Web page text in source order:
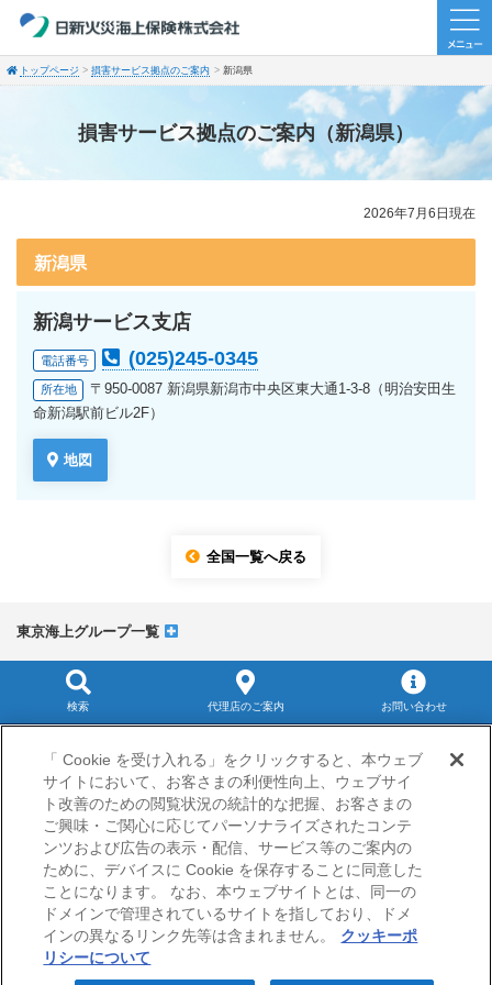
トップページ 損害サービス拠点のご案内 新潟県
損害サービス拠点のご案内（新潟県）
2026年7月6日現在
新潟県
新潟サービス支店
電話番号 (025)245-0345
所在地
〒950-0087 新潟県新潟市中央区東大通1-3-8（明治安田生
命新潟駅前ビル2F）
地図
全国一覧へ戻る
東京海上グループ一覧
検索 代理店のご案内 お問い合わせ
サイトマップ
当サイトのご利用にあたって
勧誘方針
プライバシーポリシー（個人情報のお取扱いについて）
© Nisshin Fire & Marine Insurance Co.,Ltd.
「 Cookie を受け入れる」をクリックすると、本ウェブ
サイトにおいて、お客さまの利便性向上、ウェブサイ
ト改善のための閲覧状況の統計的な把握、お客さまの
ご興味・ご関心に応じてパーソナライズされたコンテ
ンツおよび広告の表示・配信、サービス等のご案内の
ために、デバイスに Cookie を保存することに同意した
ことになります。 なお、本ウェブサイトとは、同一の
ドメインで管理されているサイトを指しており、ドメ
インの異なるリンク先等は含まれません。
クッキーポ
リシーについて